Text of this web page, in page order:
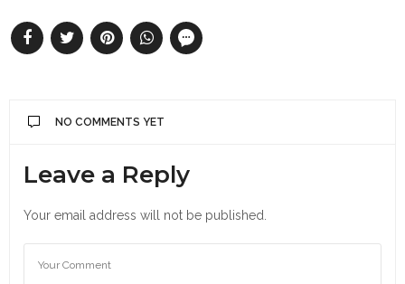
NO COMMENTS YET
Leave a Reply
Your email address will not be published.